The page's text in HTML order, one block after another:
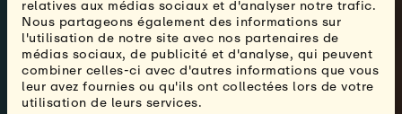
relatives aux médias sociaux et d'analyser notre trafic.
Nous partageons également des informations sur
l'utilisation de notre site avec nos partenaires de
médias sociaux, de publicité et d'analyse, qui peuvent
combiner celles-ci avec d'autres informations que vous
leur avez fournies ou qu'ils ont collectées lors de votre
utilisation de leurs services.